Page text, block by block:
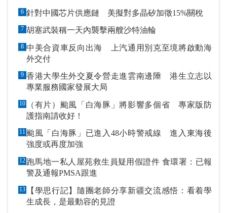
6 針對中國芯片供應鏈 美擬對多晶矽加徵15%關稅
7 胡塞武裝稱一天內襲擊兩艘沙特油輪
8 中美合資車反向出海 上汽通用別克至境將啟動海
外交付
9 香港大學生外交夏令營走進雲南邊陲 港生立志以
專業服務國家發展大局
10
（有片）颱風「白海豚」將影響多個省 專家版防
護指南請收好！
11 颱風「白海豚」已進入48小時警戒線 進入東海後
強度或再度加強
12 跑馬地一私人屋苑救生員疑用假證件 食環署：已報
警及通報PMSA跟進
13
【學思行記】隨團老師分享新疆交流感悟：看着學
生成長，是最動容的見證